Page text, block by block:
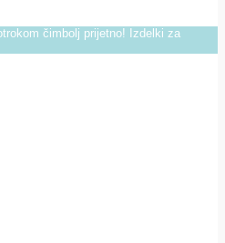
čimbolj prijetno! Izdelki za